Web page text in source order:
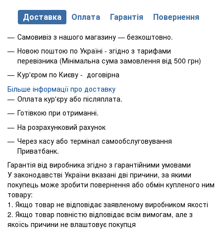
Доставка Оплата Гарантія Повернення
Самовивіз з нашого магазину — безкоштовно.
Новою поштою по Україні - згідно з тарифами
перевізника (Мінімальна сума замовлення від 500 грн)
Кур'єром по Києву - договірна
Більше інформації про доставку
Оплата кур'єру або післяплата.
Готівкою при отриманні.
На розрахунковий рахунок
Через касу або термінал самообслуговування
Приватбанк.
Гарантія від виробника згідно з гарантійними умовами
У законодавстві України вказані дві причини, за якими
покупець може зробити повернення або обмін купленого ним
товару:
1. Якщо товар не відповідає заявленому виробником якості
2. Якщо товар повністю відповідає всім вимогам, але з
якоїсь причини не влаштовує покупця